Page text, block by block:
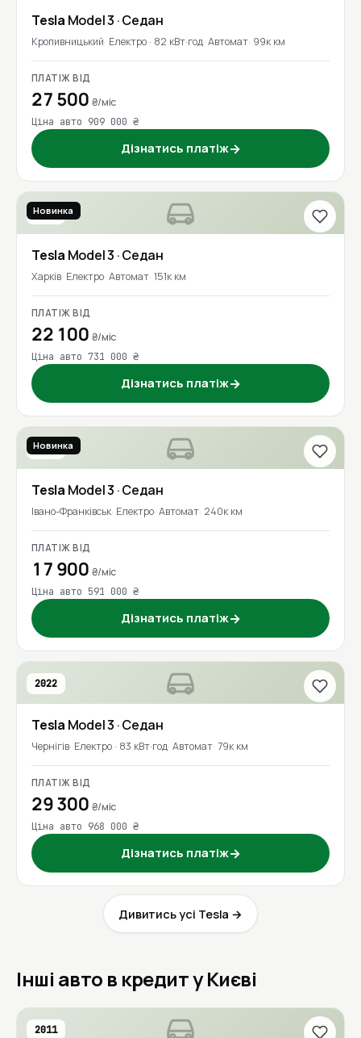
Tesla Model 3 · Седан
Кропивницький Електро · 82 кВт·год Автомат 99к км
ПЛАТІЖ ВІД
27 500 ₴/міс
Ціна авто 909 000 ₴
Дізнатись платіж→
2018
Новинка
Tesla Model 3 · Седан
Харків Електро Автомат 151к км
ПЛАТІЖ ВІД
22 100 ₴/міс
Ціна авто 731 000 ₴
Дізнатись платіж→
2019
Новинка
Tesla Model 3 · Седан
Івано-Франківськ Електро Автомат 240к км
ПЛАТІЖ ВІД
17 900 ₴/міс
Ціна авто 591 000 ₴
Дізнатись платіж→
2022
Tesla Model 3 · Седан
Чернігів Електро · 83 кВт·год Автомат 79к км
ПЛАТІЖ ВІД
29 300 ₴/міс
Ціна авто 968 000 ₴
Дізнатись платіж→
Дивитись усі Tesla →
Інші авто в кредит у Києві
2011